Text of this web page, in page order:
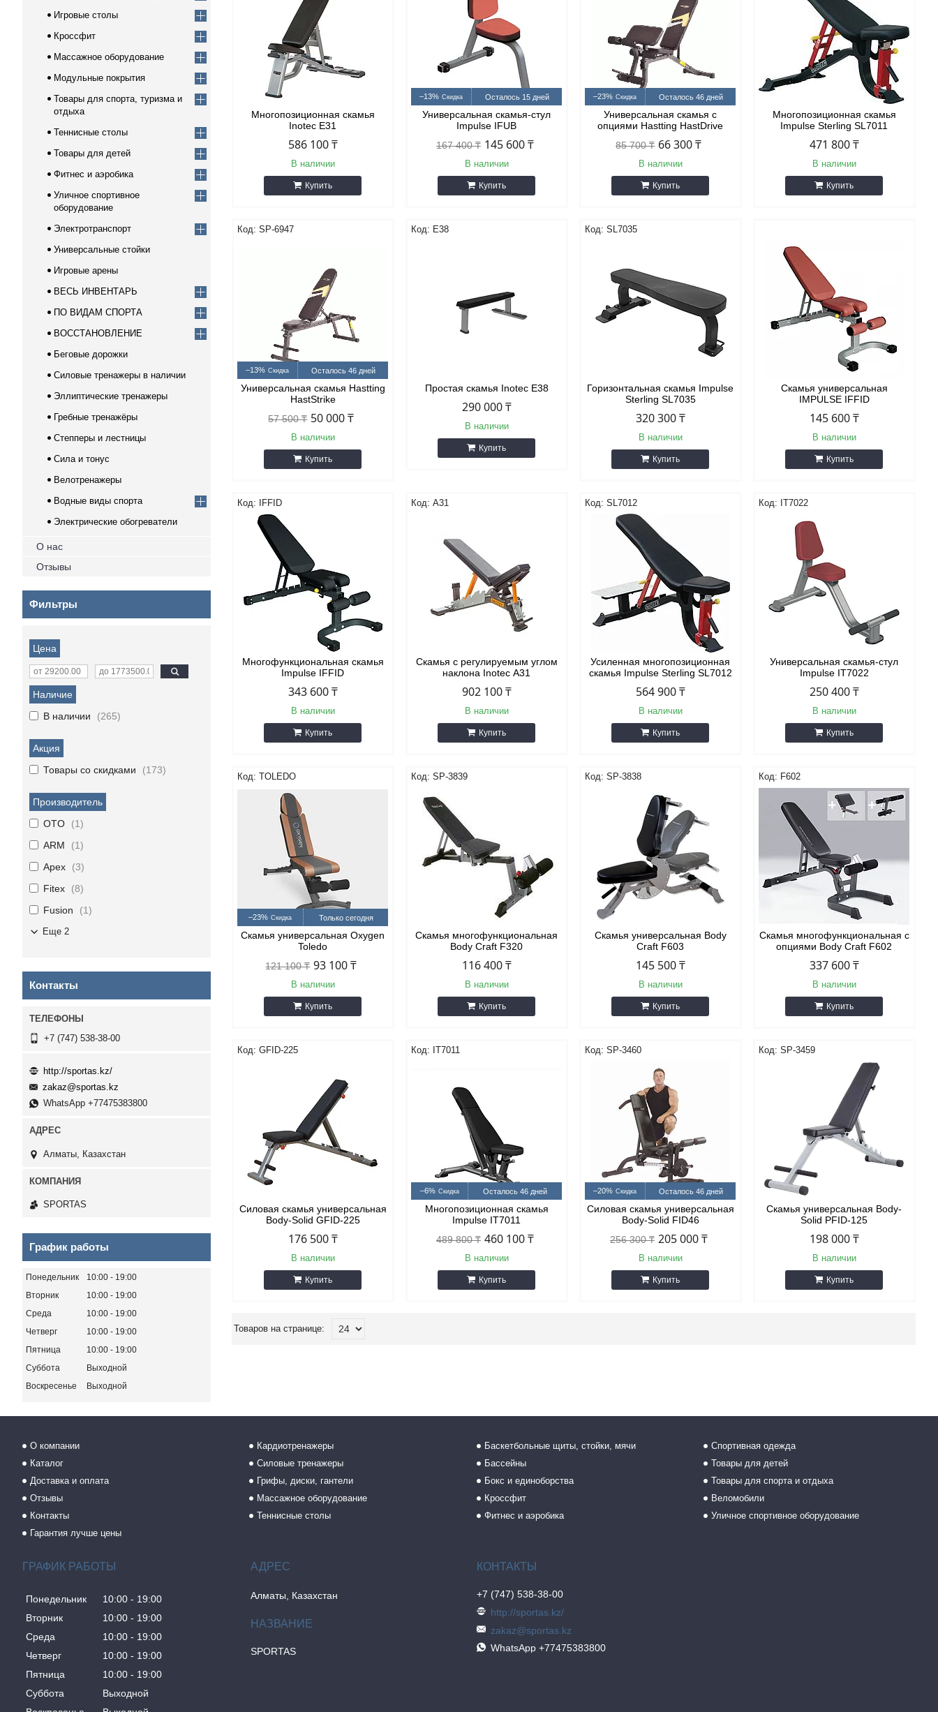
Многопозиционная скамья
Inotec E31
586 100 ₸
В наличии
Купить
–13% Осталось 15 дней
Универсальная скамья-стул
Impulse IFUB
167 400 ₸ 145 600 ₸
В наличии
Купить
–23% Осталось 46 дней
Универсальная скамья с
опциями Hastting HastDrive
85 700 ₸ 66 300 ₸
В наличии
Купить
Многопозиционная скамья
Impulse Sterling SL7011
471 800 ₸
В наличии
Купить
SP-6947
–13% Осталось 46 дней
Универсальная скамья Hastting
HastStrike
57 500 ₸ 50 000 ₸
В наличии
Купить
Е38
Простая скамья Inotec Е38
290 000 ₸
В наличии
Купить
SL7035
Горизонтальная скамья Impulse
Sterling SL7035
320 300 ₸
В наличии
Купить
Скамья универсальная
IMPULSE IFFID
145 600 ₸
В наличии
Купить
IFFID
Многофункциональная скамья
Impulse IFFID
343 600 ₸
В наличии
Купить
А31
Скамья с регулируемым углом
наклона Inotec А31
902 100 ₸
В наличии
Купить
SL7012
Усиленная многопозиционная
скамья Impulse Sterling SL7012
564 900 ₸
В наличии
Купить
IT7022
Универсальная скамья-стул
Impulse IT7022
250 400 ₸
В наличии
Купить
TOLEDO
–23% Только сегодня
Скамья универсальная Oxygen
Toledo
121 100 ₸ 93 100 ₸
В наличии
Купить
SP-3839
Скамья многофункциональная
Body Craft F320
116 400 ₸
В наличии
Купить
SP-3838
Скамья универсальная Body
Craft F603
145 500 ₸
В наличии
Купить
F602
Скамья многофункциональная с
опциями Body Craft F602
337 600 ₸
В наличии
Купить
GFID-225
Силовая скамья универсальная
Body-Solid GFID-225
176 500 ₸
В наличии
Купить
IT7011
–6% Осталось 46 дней
Многопозиционная скамья
Impulse IT7011
489 800 ₸ 460 100 ₸
В наличии
Купить
SP-3460
–20% Осталось 46 дней
Силовая скамья универсальная
Body-Solid FID46
256 300 ₸ 205 000 ₸
В наличии
Купить
SP-3459
Скамья универсальная Body-
Solid PFID-125
198 000 ₸
В наличии
Купить
Игровые столы
Кроссфит
Массажное оборудование
Модульные покрытия
Товары для спорта, туризма и
отдыха
Теннисные столы
Товары для детей
Фитнес и аэробика
Уличное спортивное
оборудование
Электротранспорт
Универсальные стойки
Игровые арены
ВЕСЬ ИНВЕНТАРЬ
ПО ВИДАМ СПОРТА
ВОССТАНОВЛЕНИЕ
Беговые дорожки
Силовые тренажеры в наличии
Эллиптические тренажеры
Гребные тренажёры
Степперы и лестницы
Сила и тонус
Велотренажеры
Водные виды спорта
Электрические обогреватели
О нас
Отзывы
Фильтры
Цена
Наличие
В наличии
265
Акция
Товары со скидками
173
Производитель
OTO
1
ARM
1
Apex
3
Fitex
8
Fusion
1
Еще 2
Контакты
+7 (747) 538-38-00
http://sportas.kz/
zakaz@sportas.kz
WhatsApp +77475383800
Алматы, Казахстан
SPORTAS
График работы
Понедельник 10:00
19:00
Вторник
10:00
19:00
Среда
10:00
19:00
Четверг
10:00
19:00
Пятница
10:00
19:00
Суббота
Выходной
Воскресенье
Выходной
О компании
Каталог
Доставка и оплата
Отзывы
Контакты
Гарантия лучше цены
Кардиотренажеры
Силовые тренажеры
Грифы, диски, гантели
Массажное оборудование
Теннисные столы
Баскетбольные щиты, стойки, мячи
Бассейны
Бокс и единоборства
Кроссфит
Фитнес и аэробика
Спортивная одежда
Товары для детей
Товары для спорта и отдыха
Веломобили
Уличное спортивное оборудование
ГРАФИК РАБОТЫ
Понедельник 10:00
19:00
Вторник
10:00
19:00
Среда
10:00
19:00
Четверг
10:00
19:00
Пятница
10:00
19:00
Суббота
Выходной
Алматы, Казахстан
SPORTAS
+7 (747) 538-38-00
http://sportas.kz/
zakaz@sportas.kz
WhatsApp +77475383800